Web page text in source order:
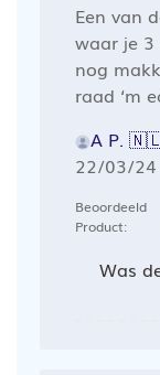
Een van
waar je
nog
raad ‘m
A P.
22/03/24
Beoordeeld
Product:
Was